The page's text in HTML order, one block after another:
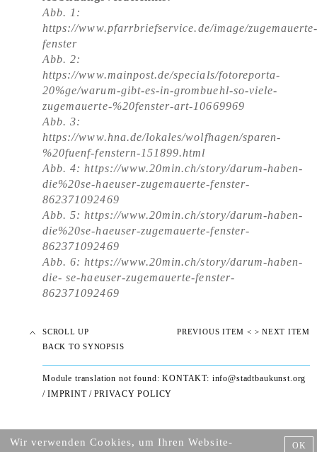
Abb. 1:
https://www.pfarrbriefservice.de/image/
fenster
Abb. 2:
https://www.mainpost.de/specials/fotoreporta-
20%ge/warum-gibt-es-in-grombuehl-so-viele-
zugemauerte-%20fenster-art-10669969
Abb. 3:
https://www.hna.de/lokales/wolfhagen/sparen-
%20fuenf-fenstern-151899.html
Abb. 4:https://www.20min.ch/story/darum-haben-
die%20se-haeuser-zugemauerte-fenster-
862371092469
Abb. 5: https://www.20min.ch/story/darum-haben-
die%20se-haeuser-zugemauerte-fenster-
862371092469
Abb. 6: https://www.20min.ch/story/darum-haben-
die- se-haeuser-zugemauerte-fenster-
862371092469
SCROLL UP
BACK TO SYNOPSIS
PREVIOUS ITEM < > NEXT ITEM
Module translation not found: KONTAKT: info@stadtbaukunst.org
/ IMPRINT / PRIVACY POLICY
Wir verwenden Cookies, um Ihren Website- OK